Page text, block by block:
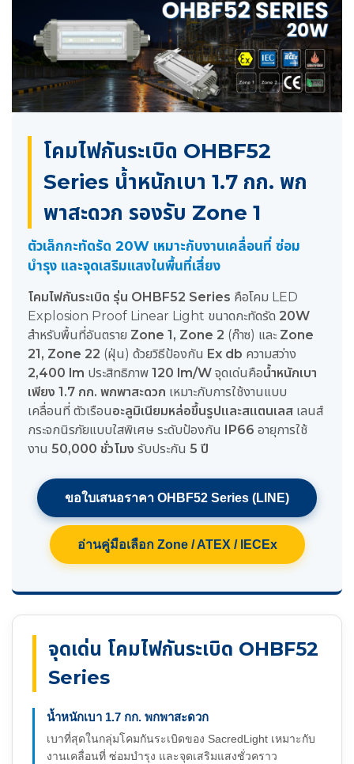
โคมไฟกันระเบิด OHBF52
Series น้ำหนักเบา 1.7 กก. พก
พาสะดวก รองรับ Zone 1
ตัวเล็กกะทัดรัด 20W เหมาะกับงานเคลื่อนที่ ซ่อม
บำรุง และจุดเสริมแสงในพื้นที่เสี่ยง
โคมไฟกันระเบิด รุ่น OHBF52 Series คือโคม LED
Explosion Proof Linear Light ขนาดกะทัดรัด 20W
สำหรับพื้นที่อันตราย Zone 1, Zone 2 (ก๊าซ) และ Zone
21, Zone 22 (ฝุ่น) ด้วยวิธีป้องกัน Ex db ความสว่าง
2,400 lm ประสิทธิภาพ 120 lm/W จุดเด่นคือน้ำหนักเบา
เพียง 1.7 กก. พกพาสะดวก เหมาะกับการใช้งานแบบ
เคลื่อนที่ ตัวเรือนอะลูมิเนียมหล่อขึ้นรูปและสแตนเลส เลนส์
กระจกนิรภัยแบบใสพิเศษ ระดับป้องกัน
IP66 อายุการใช้
งาน 50,000 ชั่วโมง รับประกัน 5 ปี
ขอใบเสนอราคา OHBF52 Series (LINE)
อ่านคู่มือเลือก Zone / ATEX / IECEx
จุดเด่น โคมไฟกันระเบิด OHBF52
Series
น้ำหนักเบา 1.7 กก. พกพาสะดวก
เบาที่สุดในกลุ่มโคมกันระเบิดของ SacredLight เหมาะกับ
งานเคลื่อนที่ ซ่อมบำรุง และจุดเสริมแสงชั่วคราว